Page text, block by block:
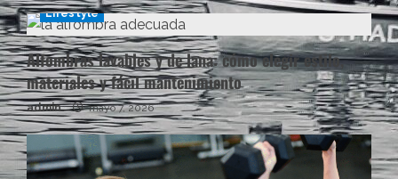
Lifestyle
Alfombras lavables y de lana: cómo elegir estilo,
materiales y fácil mantenimiento
admin mayo 7, 2026